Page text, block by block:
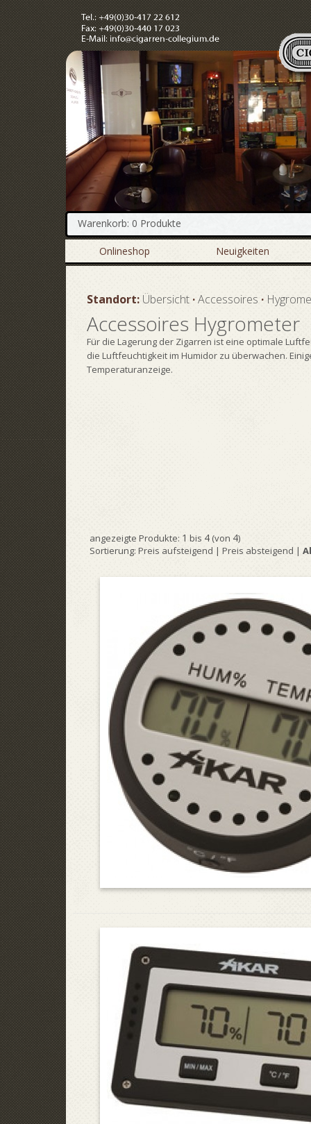
Warenkorb: 0 Produkte
Onlineshop Neuigkeiten
Standort: Übersicht·Accessoires ·
Accessoires Hygrometer
Für die Lagerung der Zigarren ist eine optimale
die Luftfeuchtigkeit im Humidor zu überwachen.
Temperaturanzeige.
angezeigte Produkte: 1 bis 4(von 4)
Sortierung: Preis aufsteigend | Preis absteigend |